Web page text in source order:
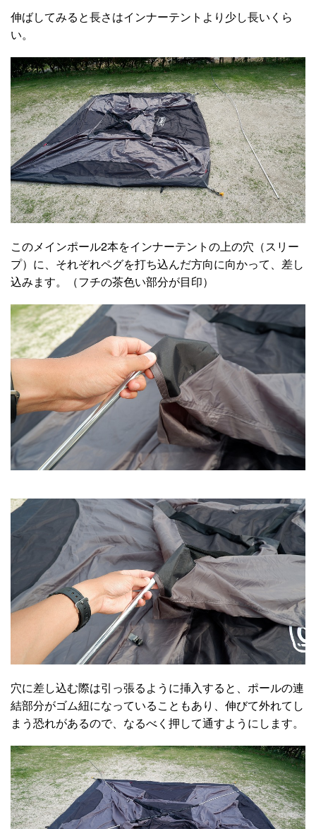
伸ばしてみると長さはインナーテントより少し長いくら
い。
このメインポール2本をインナーテントの上の穴（スリー
プ）に、それぞれペグを打ち込んだ方向に向かって、差し
込みます。（フチの茶色い部分が目印）
穴に差し込む際は引っ張るように挿入すると、ポールの連
結部分がゴム紐になっていることもあり、伸びて外れてし
まう恐れがあるので、なるべく押して通すようにします。